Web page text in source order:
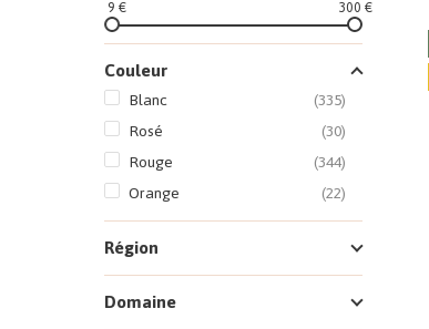
9 € 300 €
Couleur
Blanc
(335)
Rosé
(30)
Rouge
(344)
Orange
(22)
Région
Domaine